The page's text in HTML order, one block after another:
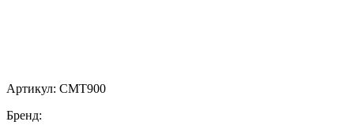
Артикул: CMT900
Бренд: